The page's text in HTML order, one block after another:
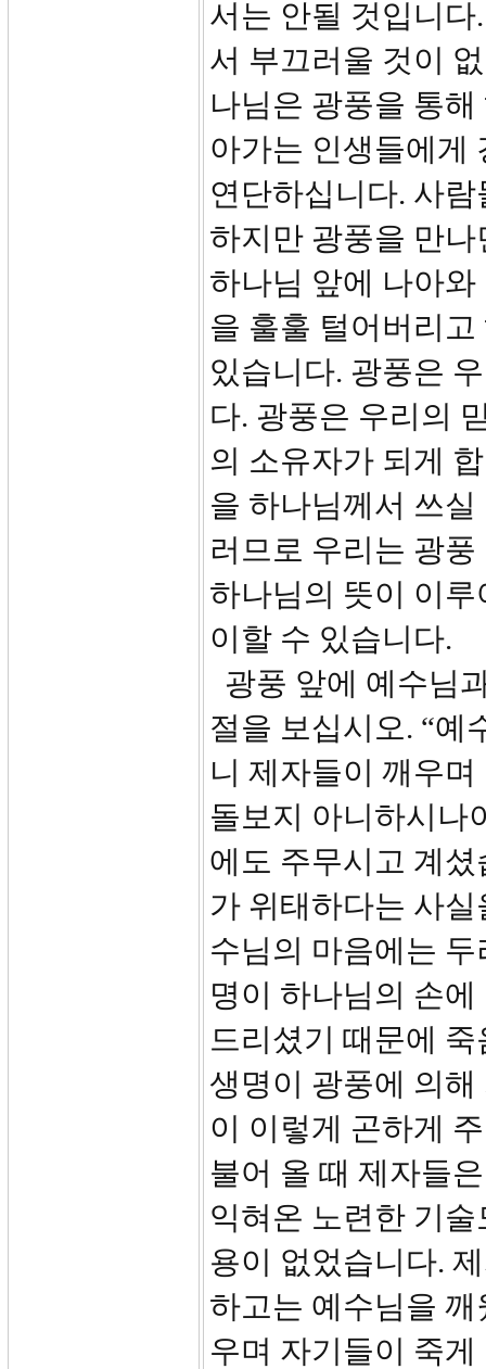
서는 안될 것입니
서 부끄러울 것이
나님은 광풍을 통
아가는 인생들에게
연단하십니다. 사
하지만 광풍을 만
하나님 앞에 나아
을 훌훌 털어버리
있습니다. 광풍은
다. 광풍은 우리의
의 소유자가 되게
을 하나님께서 쓰
러므로 우리는 광
하나님의 뜻이 이
이할 수 있습니다.
광풍 앞에 예수님
절을 보십시오. “예
니 제자들이 깨우
돌보지 아니하시나
에도 주무시고 계
가 위태하다는 사
수님의 마음에는
명이 하나님의 손
드리셨기 때문에
생명이 광풍에 의
이 이렇게 곤하게
불어 올 때 제자들
익혀온 노련한 기
용이 없었습니다.
하고는 예수님을
우며 자기들이 죽